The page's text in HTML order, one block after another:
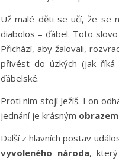
Už malé děti se učí, že se
diabolos – ďábel. Toto
Přichází, aby žalovali,
přivést do úzkých (jak říká
ďábelské.
Proti nim stojí Ježíš. I on
jednání je krásným
Další z hlavních postav
vyvoleného národa,